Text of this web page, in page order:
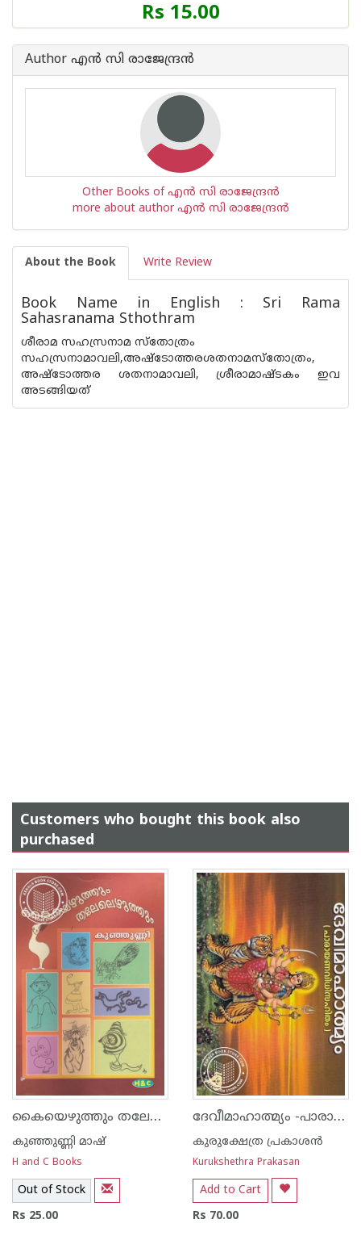
Price
of
Book
Rs 15.00
Author എന്‍ സി രാജേന്ദ്രന്‍
Other Books of എന്‍ സി രാജേന്ദ്രന്‍
more about author എന്‍ സി രാജേന്ദ്രന്‍
About the Book Write Review
Book Name in English : Sri Rama
Sahasranama Sthothram
ശീരാമ സഹസ്രനാമ സ്തോത്രം
സഹസ്രനാമാവലി,അഷ്ടോത്തരശതനാമസ്തോത്രം,
അഷ്ടോത്തര ശതനാമാവലി, ശ്രീരാമാഷ്ടകം ഇവ
അടങ്ങിയത്
Customers who bought this book also
purchased
കൈയെഴുത്തും തലേലെഴുത്തും
കുഞ്ഞുണ്ണി മാഷ്‌
H and C Books
Out of Stock
Rs 25.00
ദേവീമാഹാത്മ്യം -പാരായണവിധിസഹിതം
കുരുക്ഷേത്ര പ്രകാശന്‍
Kurukshethra Prakasan
Add to Cart
Rs 70.00